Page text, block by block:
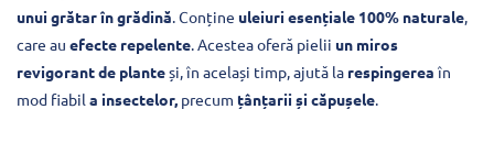
unui grătar în grădină . Conține uleiuri esențiale 100% naturale
care au efecte repelente . Acestea oferă pielii un miros
revigorant de planteși, în același timp, ajută la respingerea în
mod fiabil a insectelor, precum țânțarii și căpușele